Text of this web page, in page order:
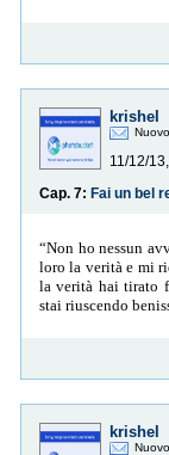
krishel
11/12/
Cap. 7:
“Non ho nessun
loro la verità e mi
la verità hai tirato
stai riuscendo
krishel